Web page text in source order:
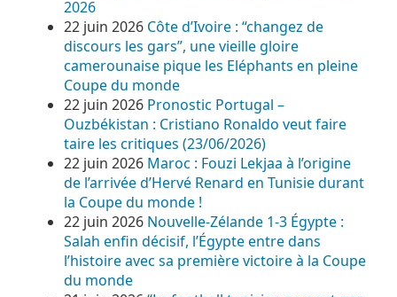
2026
22 juin 2026 Côte d’Ivoire : “changez de
discours les gars”, une vieille gloire
camerounaise pique les Eléphants en pleine
Coupe du monde
22 juin 2026 Pronostic Portugal –
Ouzbékistan : Cristiano Ronaldo veut faire
taire les critiques (23/06/2026)
22 juin 2026 Maroc : Fouzi Lekjaa à l’origine
de l’arrivée d’Hervé Renard en Tunisie durant
la Coupe du monde !
22 juin 2026 Nouvelle-Zélande 1-3 Égypte :
Salah enfin décisif, l’Égypte entre dans
l’histoire avec sa première victoire à la Coupe
du monde